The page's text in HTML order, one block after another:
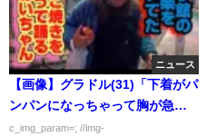
ニュース
【画像】グラドル(31)「下着がパ
ンパンになっちゃって胸が急激
に成長してます、何でですか
c_img_param=; //img-